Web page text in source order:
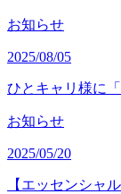
お知らせ
2025/08/05
ひとキャリ様に
お知らせ
2025/05/20
【エッセンシャ